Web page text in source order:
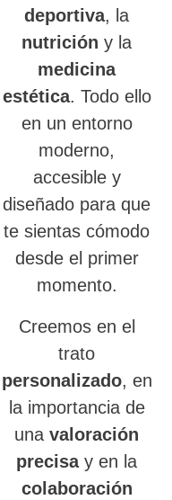
deportiva, la
nutrición y la
medicina
estética. Todo ello
en un entorno
moderno,
accesible y
diseñado para que
te sientas cómodo
desde el primer
momento.
Creemos en el
trato
personalizado, en
la importancia de
unavaloración
precisay en la
colaboración